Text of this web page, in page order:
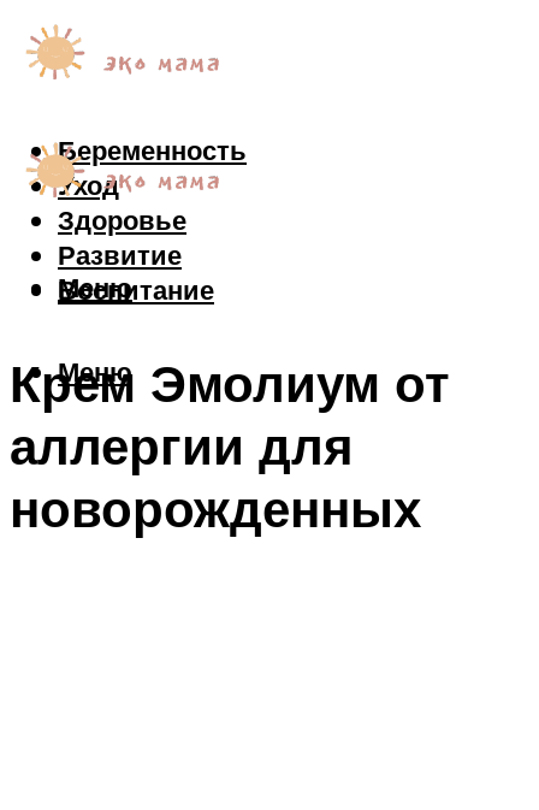
Беременность
Уход
Здоровье
Развитие
Воспитание
Меню
Меню
Крем Эмолиум от
аллергии для
новорожденных